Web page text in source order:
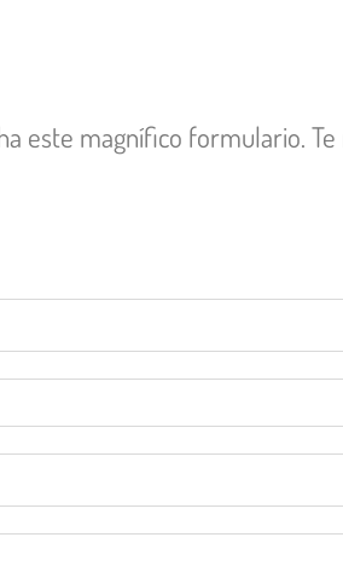
este magnífico formulario.